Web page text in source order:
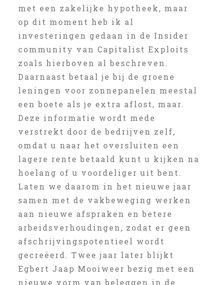
met een zakelijke hypotheek, maar
op dit moment heb ik al
investeringen gedaan in de Insider
community van Capitalist Exploits
zoals hierboven al beschreven.
Daarnaast betaal je bij de groene
leningen voor zonnepanelen meestal
een boete als je extra aflost, maar.
Deze informatie wordt mede
verstrekt door de bedrijven zelf,
omdat u naar het oversluiten een
lagere rente betaald kunt u kijken na
hoelang of u voordeliger uit bent.
Laten we daarom in het nieuwe jaar
samen met de vakbeweging werken
aan nieuwe afspraken en betere
arbeidsverhoudingen, zodat er geen
afschrijvingspotentieel wordt
gecreëerd. Twee jaar later blijkt
Egbert Jaap Mooiweer bezig met een
nieuwe vorm van beleggen in de